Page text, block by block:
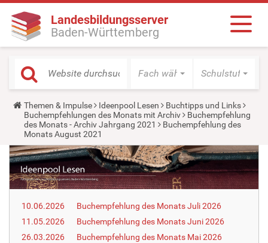
Landesbildungsserver
Baden-Württemberg
Fach wählen Schulstufe
Y
o
u
a
r
e
h
e
r
e
Themen & Impulse Ideenpool Lesen
Buchtipps und Links
Buchempfehlungen des Monats mit Archiv
Buchempfehlung
des Monats - Archiv Jahrgang 2021
Buchempfehlung des
Monats August 2021
10.06.2026
Buchempfehlung des Monats Juli 2026
11.05.2026
Buchempfehlung des Monats Juni 2026
26.03.2026
Buchempfehlung des Monats Mai 2026